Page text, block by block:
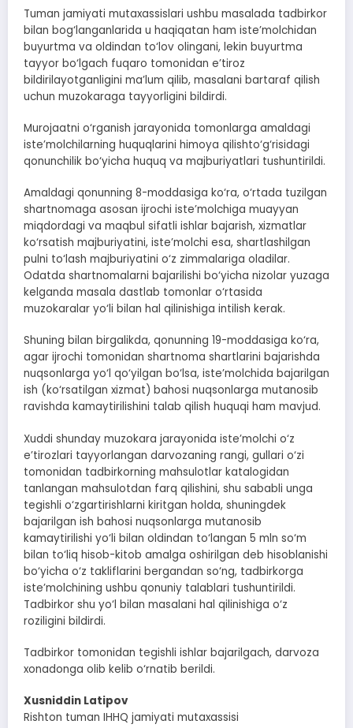
Tuman jamiyati mutaxassislari ushbu masalada tadbirkor
bilan bog‘langanlarida u haqiqatan ham iste’molchidan
buyurtma va oldindan to‘lov olingani, lekin buyurtma
tayyor bo‘lgach fuqaro tomonidan e’tiroz
bildirilayotganligini ma’lum qilib, masalani bartaraf qilish
uchun muzokaraga tayyorligini bildirdi.
Murojaatni o‘rganish jarayonida tomonlarga amaldagi
iste’molchilarning huquqlarini himoya qilishto‘g‘risidagi
qonunchilik bo‘yicha huquq va majburiyatlari tushuntirildi.
Amaldagi qonunning 8-moddasiga ko‘ra, o‘rtada tuzilgan
shartnomaga asosan ijrochi iste’molchiga muayyan
miqdordagi va maqbul sifatli ishlar bajarish, xizmatlar
ko‘rsatish majburiyatini, iste’molchi esa, shartlashilgan
pulni to‘lash majburiyatini o‘z zimmalariga oladilar.
Odatda shartnomalarni bajarilishi bo‘yicha nizolar yuzaga
kelganda masala dastlab tomonlar o‘rtasida
muzokaralar yo‘li bilan hal qilinishiga intilish kerak.
Shuning bilan birgalikda, qonunning 19-moddasiga ko‘ra,
agar ijrochi tomonidan shartnoma shartlarini bajarishda
nuqsonlarga yo‘l qo‘yilgan bo‘lsa, iste’molchida bajarilgan
ish (ko‘rsatilgan xizmat) bahosi nuqsonlarga mutanosib
ravishda kamaytirilishini talab qilish huquqi ham mavjud.
Xuddi shunday muzokara jarayonida iste’molchi o‘z
e’tirozlari tayyorlangan darvozaning rangi, gullari o‘zi
tomonidan tadbirkorning mahsulotlar katalogidan
tanlangan mahsulotdan farq qilishini, shu sababli unga
tegishli o‘zgartirishlarni kiritgan holda, shuningdek
bajarilgan ish bahosi nuqsonlarga mutanosib
kamaytirilishi yo‘li bilan oldindan to‘langan 5 mln so‘m
bilan to‘liq hisob-kitob amalga oshirilgan deb hisoblanishi
bo‘yicha o‘z takliflarini bergandan so‘ng, tadbirkorga
iste’molchining ushbu qonuniy talablari tushuntirildi.
Tadbirkor shu yo‘l bilan masalani hal qilinishiga o‘z
roziligini bildirdi.
Tadbirkor tomonidan tegishli ishlar bajarilgach, darvoza
xonadonga olib kelib o‘rnatib berildi.
Xusniddin Latipov
Rishton tuman IHHQ jamiyati mutaxassisi